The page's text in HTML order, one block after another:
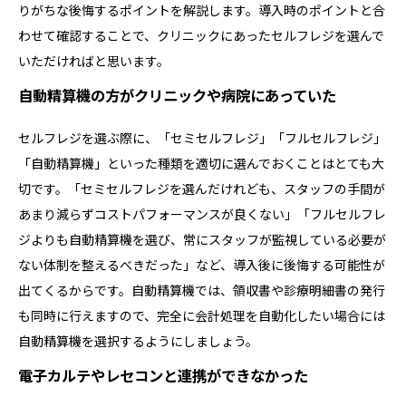
りがちな後悔するポイントを解説します。導入時のポイントと合
わせて確認することで、クリニックにあったセルフレジを選んで
いただければと思います。
自動精算機の方がクリニックや病院にあっていた
セルフレジを選ぶ際に、「セミセルフレジ」「フルセルフレジ」
「自動精算機」といった種類を適切に選んでおくことはとても大
切です。「セミセルフレジを選んだけれども、スタッフの手間が
あまり減らずコストパフォーマンスが良くない」「フルセルフレ
ジよりも自動精算機を選び、常にスタッフが監視している必要が
ない体制を整えるべきだった」など、導入後に後悔する可能性が
出てくるからです。自動精算機では、領収書や診療明細書の発行
も同時に行えますので、完全に会計処理を自動化したい場合には
自動精算機を選択するようにしましょう。
電子カルテやレセコンと連携ができなかった